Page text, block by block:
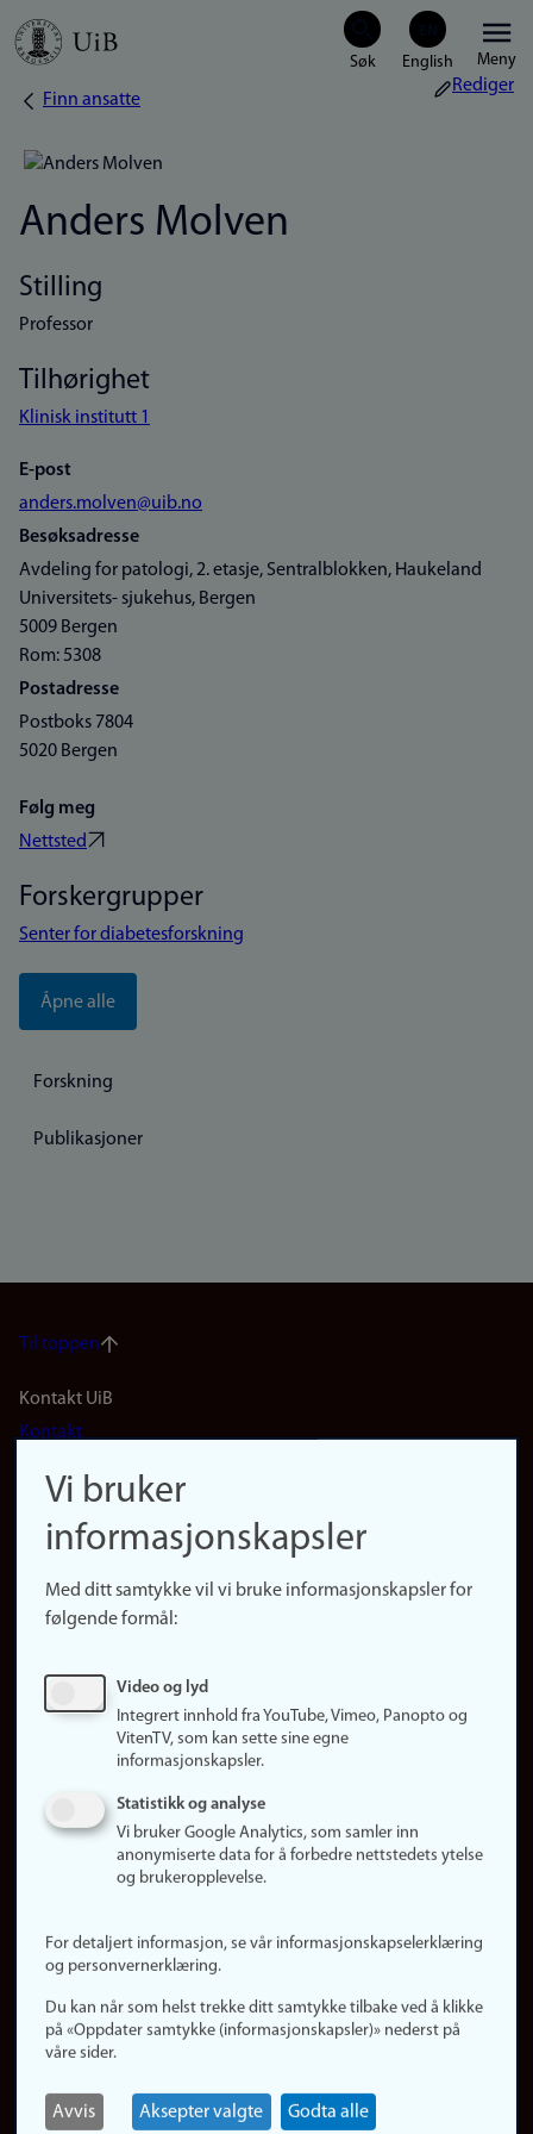
Hopp
Meny
Navigasjonssti
Finn ansatte
Rediger
Anders Molven
Stilling
Professor
Tilhørighet
Klinisk institutt 1
E-post
anders.molven@uib.no
Besøksadresse
Avdeling for patologi, 2. etasje, Sentralblokken, Haukeland
Universitets- sjukehus, Bergen
5009 Bergen
Rom: 5308
Postadresse
Postboks 7804
5020 Bergen
Følg meg
Nettsted
Forskergrupper
Senter for diabetesforskning
Åpne alle
Forskning
Publikasjoner
Til toppen
Footer
(no)
Kontakt UiB
Kontakt
Finn forsker
Presse
Finn studier
Ledige stillinger
Om nettstedet
Informasjonskapsler
Personvern
Logg inn
Rediger din ansattside
Vi bruker
informasjonskapsler
Med ditt samtykke vil vi bruke informasjonskapsler for
følgende formål:
Video og lyd
Integrert innhold fra YouTube, Vimeo, Panopto og
VitenTV, som kan sette sine egne
informasjonskapsler.
Statistikk og analyse
Vi bruker Google Analytics, som samler inn
anonymiserte data for å forbedre nettstedets ytelse
og brukeropplevelse.
For detaljert informasjon, se vår informasjonskapselerklæring
og personvernerklæring.
Du kan når som helst trekke ditt samtykke tilbake ved å klikke
på «Oppdater samtykke (informasjonskapsler)» nederst på
våre sider.
Avvis Aksepter valgte Godta alle